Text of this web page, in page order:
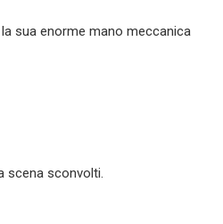
sua enorme mano meccanica
scena sconvolti.